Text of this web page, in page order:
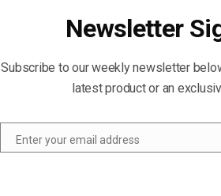
Pinterest LinkedIn Tumblr
Newsletter
Subscribe to our weekly newsletter
latest product or an
EmailEnter your email address